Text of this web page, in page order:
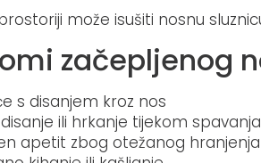
može isušiti nosnu
začepljenog
s disanjem kroz nos
ili hrkanje tijekom spavanja
apetit zbog otežanog hranjenja